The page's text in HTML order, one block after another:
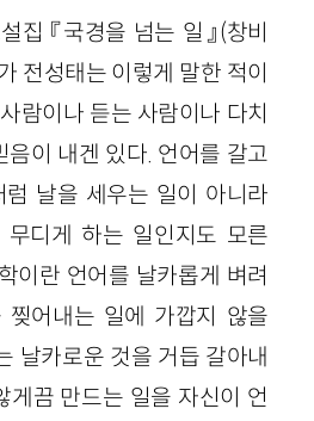
집 『국경을 넘는 일』(창비
전성태는 이렇게 말한 적이
람이나 듣는 사람이나 다치
음이 내겐 있다. 언어를 갈고
날을 세우는 일이 아니라
디게 하는 일인지도 모른
이란 언어를 날카롭게 벼려
찢어내는 일에 가깝지 않을
날카로운 것을 거듭 갈아내
게끔 만드는 일을 자신이 언